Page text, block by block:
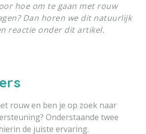
hoe om te gaan met rouw
Dan horen we dit natuurlijk
reactie onder dit artikel.
rouw en ben je op zoek naar
Onderstaande twee
de juiste ervaring.